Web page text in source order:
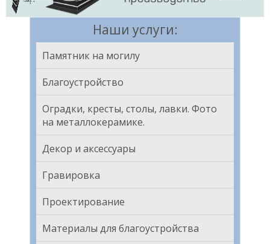
Наши услуги:
Памятник на могилу
Благоустройство
Оградки, кресты, столы, лавки. Фото
на металлокерамике.
Декор и аксессуары
Гравировка
Проектирование
Материалы для благоустройства